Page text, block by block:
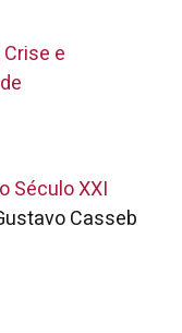
e
Século XXI
Casseb